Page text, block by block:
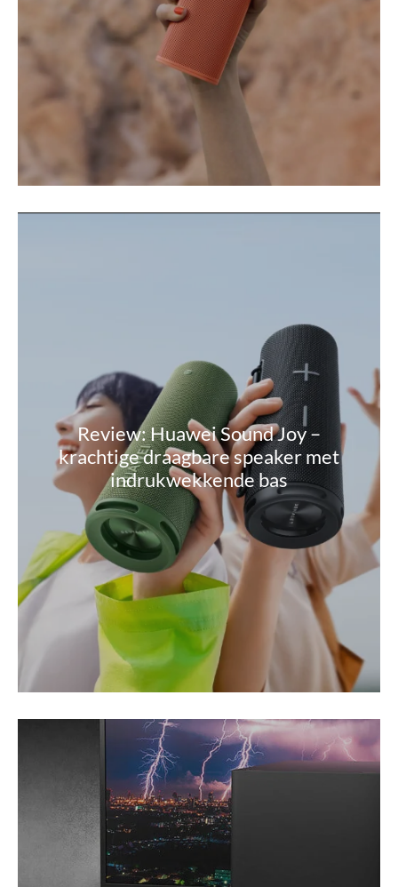
Review: Huawei Sound Joy –
krachtige draagbare speaker met
indrukwekkende bas